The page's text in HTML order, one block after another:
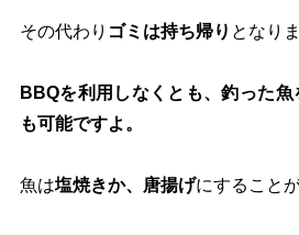
その代わり ゴミは持ち帰り となり
BBQを利用しなくとも、釣った
も可能ですよ。
魚は塩焼きか、唐揚げにすること